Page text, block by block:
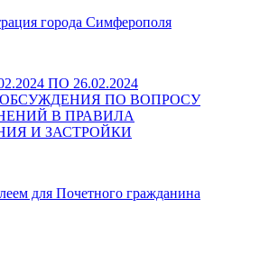
города Симферополя
ПО 26.02.2024
ПО ВОПРОСУ
В ПРАВИЛА
И ЗАСТРОЙКИ
для Почетного гражданина